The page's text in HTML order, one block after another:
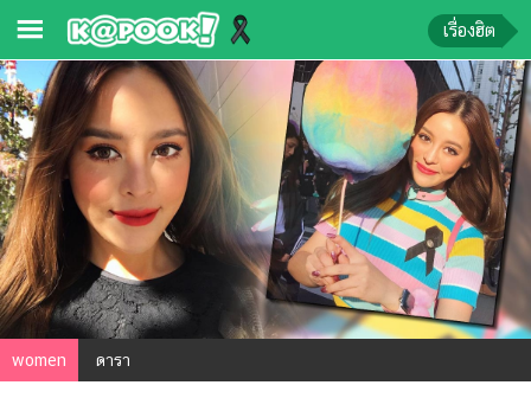
ข่าว-
ความ
รู้
ข่าว
ข่าว
บันเทิง
ตรวจ
หวย
เรื่องฮิต
women ดารา